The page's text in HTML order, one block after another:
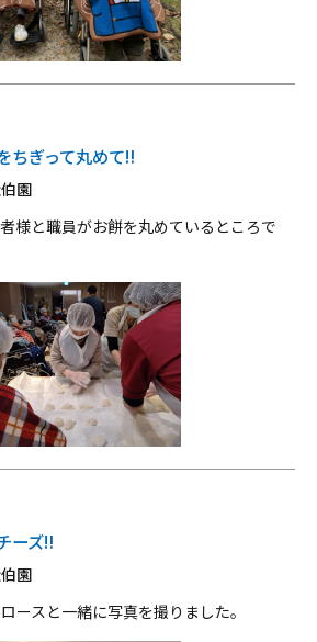
ぎって丸めて‼
園
様と職員がお餅を丸めているところで
ーズ‼
園
ースと一緒に写真を撮りました。